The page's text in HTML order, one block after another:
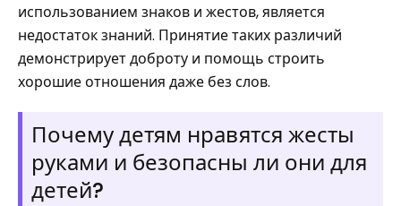
использованием знаков и жестов, является
недостаток знаний. Принятие таких различий
демонстрирует доброту и помощь строить
хорошие отношения даже без слов.
Почему детям нравятся жесты
руками и безопасны ли они для
детей?